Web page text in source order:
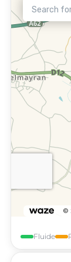
Fluide